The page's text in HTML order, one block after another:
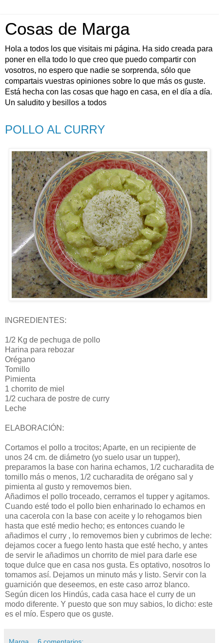
Cosas de Marga
Hola a todos los que visitais mi página. Ha sido creada para
poner en ella todo lo que creo que puedo compartir con
vosotros, no espero que nadie se sorprenda, sólo que
compartais vuestras opiniones sobre lo que más os guste.
Está hecha con las cosas que hago en casa, en el día a día.
Un saludito y besillos a todos
POLLO AL CURRY
INGREDIENTES:
1/2 Kg de pechuga de pollo
Harina para rebozar
Orégano
Tomillo
Pimienta
1 chorrito de miel
1/2 cuchara de postre de curry
Leche
ELABORACIÓN:
Cortamos el pollo a trocitos; Aparte, en un recipiente de
unos 24 cm. de diámetro (yo suelo usar un tupper),
preparamos la base con harina echamos, 1/2 cucharadita de
tomillo más o menos, 1/2 cucharadita de orégano sal y
pimienta al gusto y removemos bien.
Añadimos el pollo troceado, cerramos el tupper y agitamos.
Cuando esté todo el pollo bien enharinado lo echamos en
una cacerola con la base con aceite y lo rehogamos bien
hasta que esté medio hecho; es entonces cuando le
añadimos el curry , lo removemos bien y cubrimos de leche:
dejamos cocer a fuego lento hasta que esté hecho, y antes
de servir le añadimos un chorrito de miel para darle ese
toque dulce que en casa nos gusta. Es optativo, nosotros lo
tomamos así. Dejamos un minuto más y listo. Servir con la
guarnición que deseemos, en este caso arroz blanco.
Según dicen los Hindús, cada casa hace el curry de un
modo diferente. Y puesto que son muy sabios, lo dicho: este
es el mío. Espero que os guste.
Marga 6 comentarios: